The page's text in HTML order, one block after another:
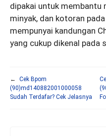
dipakai untuk membantu
minyak, dan kotoran
mempunyai kandungan
yang cukup dikenal pada
←
Cek Bpom
(90)md140882001000058
Sudah Terdafar? Cek Jelasnya